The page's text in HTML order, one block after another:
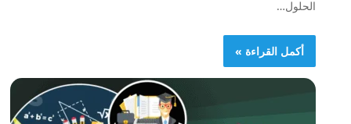
الحلول…
أكمل القراءة »